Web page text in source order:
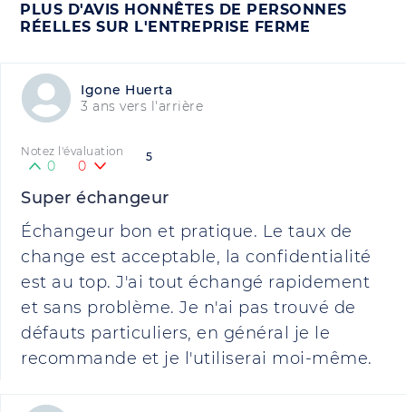
PLUS D'AVIS HONNÊTES DE PERSONNES
RÉELLES SUR L'ENTREPRISE FERME
Igone Huerta
3 ans vers l'arrière
5
Notez l'évaluation
0 0
Super échangeur
Échangeur bon et pratique. Le taux de
change est acceptable, la confidentialité
est au top. J'ai tout échangé rapidement
et sans problème. Je n'ai pas trouvé de
défauts particuliers, en général je le
recommande et je l'utiliserai moi-même.